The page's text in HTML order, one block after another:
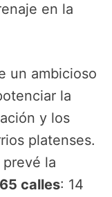
en la
un ambicioso
la
y los
platenses.
la
calles: 14